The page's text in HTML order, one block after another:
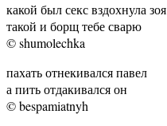
какой был секс вздохнула зоя
такой и борщ тебе сварю
© shumolechka
пахать отнекивался павел
а пить отдакивался он
© bespamiatnyh